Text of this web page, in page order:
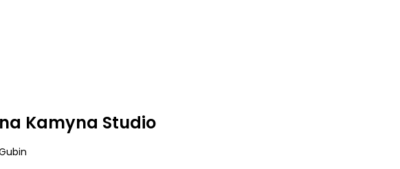
Kamyna Studio